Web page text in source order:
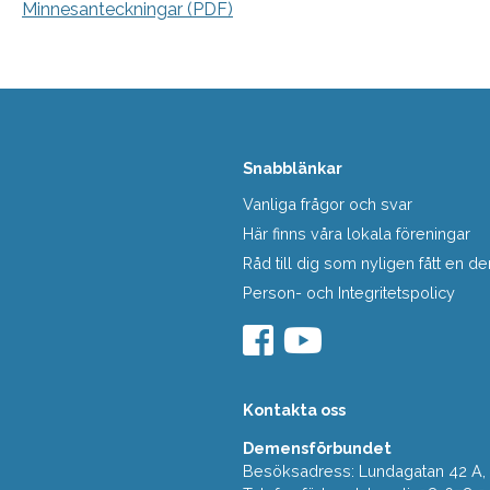
Minnesanteckningar (PDF)
Snabblänkar
Vanliga frågor och svar
Här finns våra lokala föreningar
Råd till dig som nyligen fått en
Person- och Integritetspolicy
Kontakta oss
Demensförbundet
Besöksadress: Lundagatan 42 A,